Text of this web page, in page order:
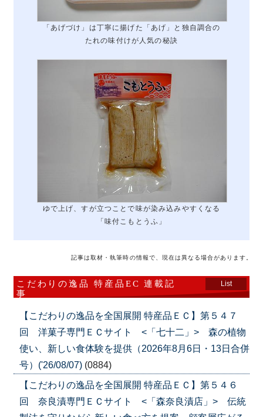
「あげづけ」は丁寧に揚げた「あげ」と独自調合の
たれの味付けが人気の秘訣
ゆで上げ、すが立つことで味が染み込みやすくなる
「味付こもとうふ」
記事は取材・執筆時の情報で、現在は異なる場合があります。
こだわりの逸品 特産品EC 連載記
事
List
【こだわりの逸品を全国展開 特産品ＥＣ】第５４７
回 洋菓子専門ＥＣサイト <「七十二」> 森の植物
使い、新しい食体験を提供（2026年8月6日・13日合併
号）('26/08/07) (0884)
【こだわりの逸品を全国展開 特産品ＥＣ】第５４６
回 奈良漬専門ＥＣサイト <「森奈良漬店」> 伝統